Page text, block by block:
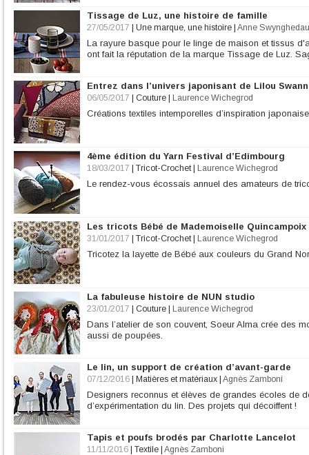
Tissage de Luz, une histoire de famille
27/05/2017 Une marque, une histoire Anne
La rayure basque pour le linge de maison et tissus
ont fait la réputation de la marque Tissage de Luz.
Entrez dans l’univers japonisant de Lilou Swann
06/05/2017 Couture Laurence Wichegrod
Créations textiles intemporelles d’inspiration
4ème édition du Yarn Festival d’Edimbourg
18/03/2017 Tricot-Crochet| Laurence Wichegrod
Le rendez-vous écossais annuel des amateurs de
Les tricots Bébé de Mademoiselle Quincampoix
31/01/2017 Tricot-Crochet| Laurence Wichegrod
Tricotez la layette de Bébé aux couleurs du Grand
La fabuleuse histoire de NUN studio
23/01/2017 Couture Laurence Wichegrod
Dans l’atelier de son couvent, Soeur Alma crée des
aussi de poupées.
Le lin, un support de création d’avant-garde
07/12/2016 Matières et matériaux Agnès Zamboni
Designers reconnus et élèves de grandes écoles de
d’expérimentation du lin. Des projets qui décoiffent !
Tapis et poufs brodés par Charlotte Lancelot
11/11/2016 Textile Agnès Zamboni